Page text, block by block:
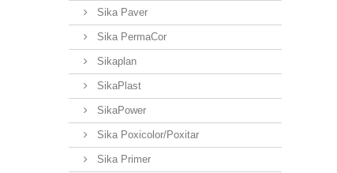
Sika Paver
Sika PermaCor
Sikaplan
SikaPlast
SikaPower
Sika Poxicolor/Poxitar
Sika Primer